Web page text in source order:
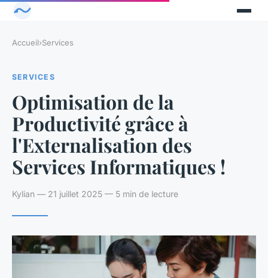
Accueil›Services
SERVICES
Optimisation de la
Productivité grâce à
l'Externalisation des
Services Informatiques !
Kylian — 21 juillet 2025 — 5 min de lecture